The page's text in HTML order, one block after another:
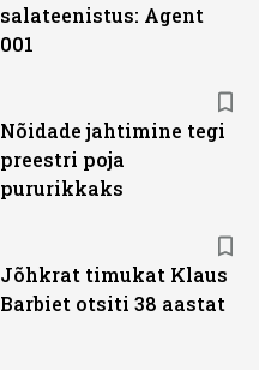
salateenistus: Agent
001
Nõidade jahtimine tegi
preestri poja
pururikkaks
Jõhkrat timukat Klaus
Barbiet otsiti 38 aastat